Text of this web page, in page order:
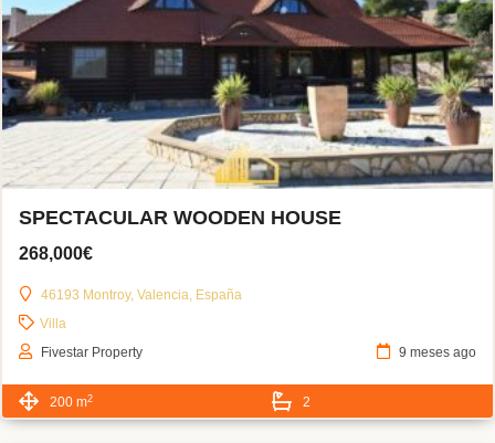
SPECTACULAR WOODEN HOUSE
268,000€
46193 Montroy, Valencia, España
Villa
Fivestar Property
9 meses ago
200 m2 2